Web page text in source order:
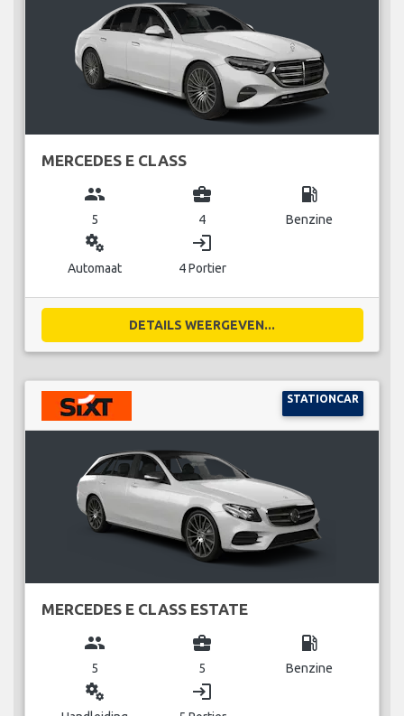
MERCEDES E CLASS
group
5
business_center
4
local_gas_station
Benzine
miscellaneous_services
Automaat
login
4 Portier
DETAILS WEERGEVEN...
STATIONCAR
MERCEDES E CLASS ESTATE
group
5
business_center
5
local_gas_station
Benzine
miscellaneous_services login